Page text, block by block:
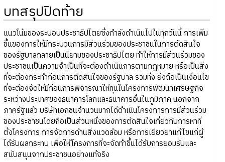
บทสรุปปิดท้าย
แนวโน้มของระบอบประชาธิปไตยซึ่งกำลังดำเนินไปในทุกวันนี้ การเพิ่ม
ขึ้นของการให้มีกระบวนการมีส่วนร่วมของประชาชนในการตัดสินใจ
ของรัฐบาลกลายเป็นนิยามของประชาธิปไตย ทำให้การมีส่วนร่วมของ
ประชาชนเป็นความจำเป็นที่จะต้องดำเนินการตามกฎหมาย หรือเป็นสิ่ง
ที่จะต้องกระทำก่อนการตัดสินใจของรัฐบาล รวมทั้ง ยังถือเป็นเงื่อนไข
ที่จะต้องจัดให้มีก่อนการพิจารณาให้ทุนในโครงการพัฒนาเศรษฐกิจ
ระหว่างประเทศของธนาคารโลกและธนาคารอื่นในภูมิภาค นอกจาก
ภาครัฐแล้ว บริษัทเอกชนจำนวนมากได้ดำเนินโครงการการมีส่วนร่วม
ของประชาชนโดยถือเป็นส่วนหนึ่งของการตัดสินใจเกี่ยวกับการหาที่
ตั้งโครงการ การจัดการด้านสิ่งแวดล้อม หรือการเยียวยาแก้ไขแก่ผู้
ได้รับผลกระทบ เพื่อให้โครงการที่จะจัดทำขึ้นได้รับการยอมรับและ
สนับสนุนจากประชาชนอย่างแท้จริง